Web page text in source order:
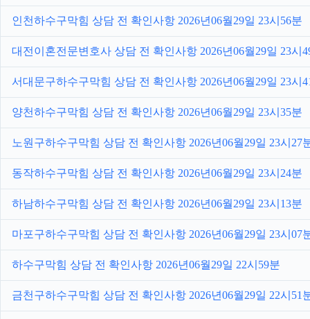
인천하수구막힘 상담 전 확인사항 2026년06월29일 23시56분
대전이혼전문변호사 상담 전 확인사항 2026년06월29일 23시
서대문구하수구막힘 상담 전 확인사항 2026년06월29일 23시
양천하수구막힘 상담 전 확인사항 2026년06월29일 23시35분
노원구하수구막힘 상담 전 확인사항 2026년06월29일 23시27
동작하수구막힘 상담 전 확인사항 2026년06월29일 23시24분
하남하수구막힘 상담 전 확인사항 2026년06월29일 23시13분
마포구하수구막힘 상담 전 확인사항 2026년06월29일 23시07
하수구막힘 상담 전 확인사항 2026년06월29일 22시59분
금천구하수구막힘 상담 전 확인사항 2026년06월29일 22시51